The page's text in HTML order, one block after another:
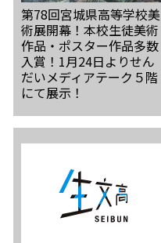
第78回宮城県高等学校美
術展開幕！本校生徒美術
作品・ポスター作品多数
入賞！1月24日よりせん
だいメディアテーク５階
にて展示！